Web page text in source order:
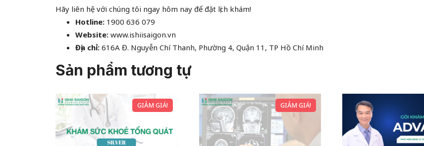
Hãy liên hệ với chúng tôi ngay hôm nay để đặt lịch khám!
Hotline: 1900 636 079
Website: www.ishiisaigon.vn
Địa chỉ: 616A Đ. Nguyễn Chí Thanh, Phường 4, Quận 11, TP Hồ Chí Minh
Sản phẩm tương tự
GIẢM GIÁ! GIẢM GIÁ!